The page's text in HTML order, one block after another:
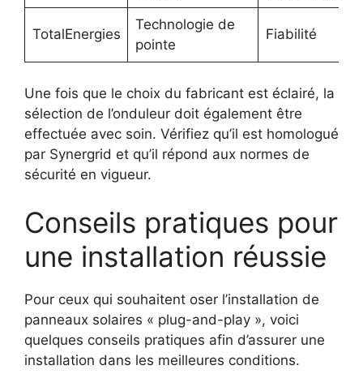
TotalEnergies
Technologie de
pointe
Fiabilité
Une fois que le choix du fabricant est éclairé, la
sélection de l’onduleur doit également être
effectuée avec soin. Vérifiez qu’il est homologué
par Synergrid et qu’il répond aux normes de
sécurité en vigueur.
Conseils pratiques pour
une installation réussie
Pour ceux qui souhaitent oser l’installation de
panneaux solaires « plug-and-play », voici
quelques conseils pratiques afin d’assurer une
installation dans les meilleures conditions.